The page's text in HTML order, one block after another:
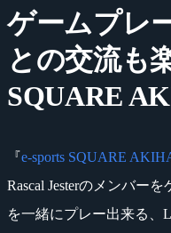
ゲームプレ
との交流も
SQUARE
『e-sports SQUARE
Rascal Jesterのメンバーを
を一緒にプレー出来る、